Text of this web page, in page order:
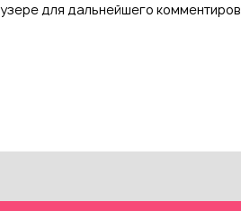
для дальнейшего